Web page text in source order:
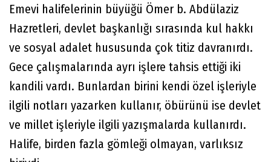
Emevi halifelerinin büyüğü Ömer b. Abdülaziz
Hazretleri, devlet başkanlığı sırasında kul hakkı
ve sosyal adalet hususunda çok titiz davranırdı.
Gece çalışmalarında ayrı işlere tahsis ettiği iki
kandili vardı. Bunlardan birini kendi özel işleriyle
ilgili notları yazarken kullanır, öbürünü ise devlet
ve millet işleriyle ilgili yazışmalarda kullanırdı.
Halife, birden fazla gömleği olmayan, varlıksız